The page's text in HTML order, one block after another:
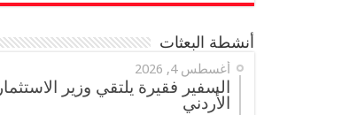
أنشطة البعثات
أغسطس 4, 2026
السفير فقيرة يلتقي وزير الاستثمار
الأردني